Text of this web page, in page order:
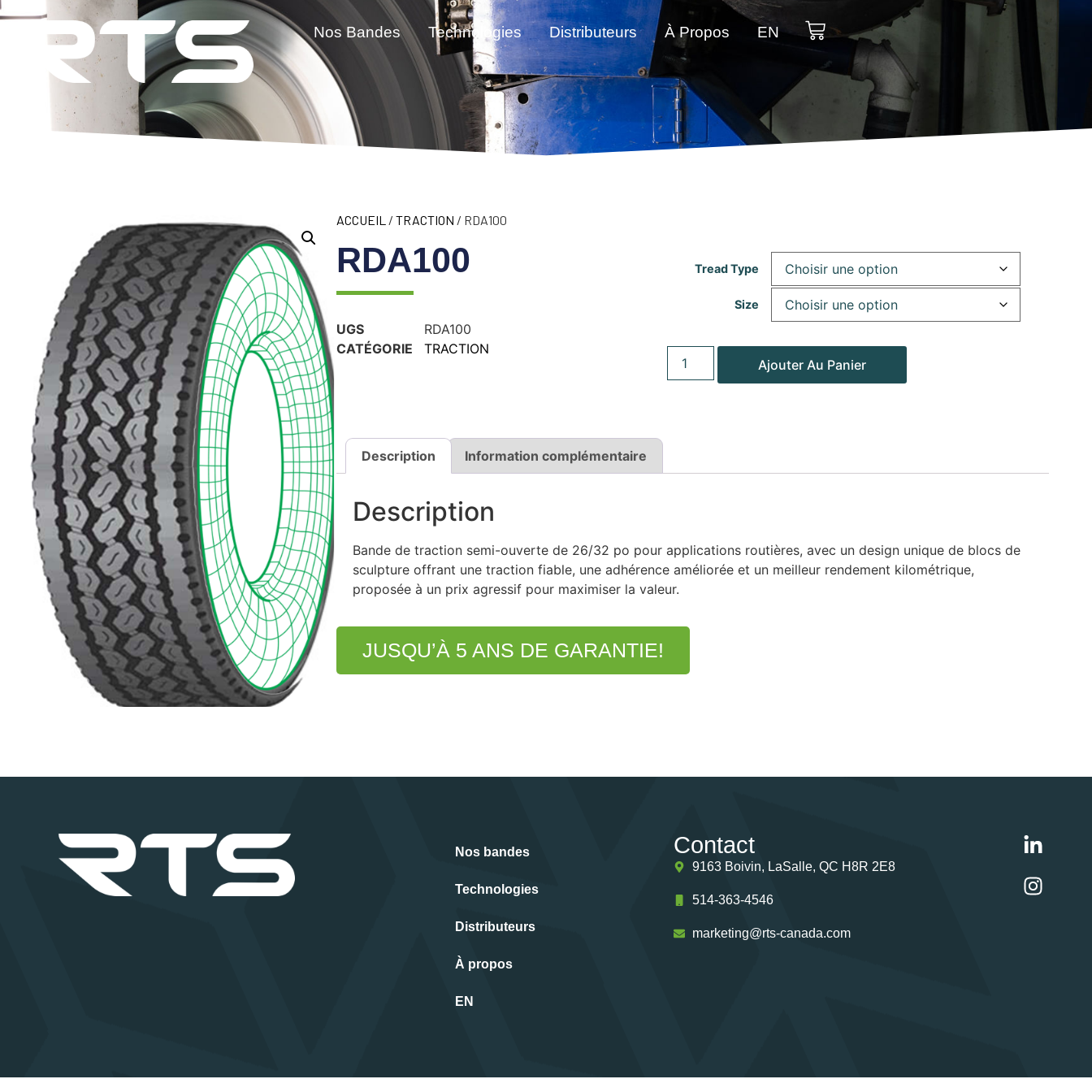
Nos Bandes Technologies Distributeurs À Propos EN
ACCUEIL / TRACTION / RDA100
RDA100
UGS
RDA100
CATÉGORIE
TRACTION
Tread Type
Size
Ajouter Au Panier
Description Information complémentaire
Description
Bande de traction semi-ouverte de 26/32 po pour applications routières, avec un design unique de blocs de
sculpture offrant une traction fiable, une adhérence améliorée et un meilleur rendement kilométrique,
proposée à un prix agressif pour maximiser la valeur.
JUSQU’À 5 ANS DE GARANTIE!
Nos bandes
Technologies
Distributeurs
À propos
EN
Contact
9163 Boivin, LaSalle, QC H8R 2E8
514-363-4546
marketing@rts-canada.com